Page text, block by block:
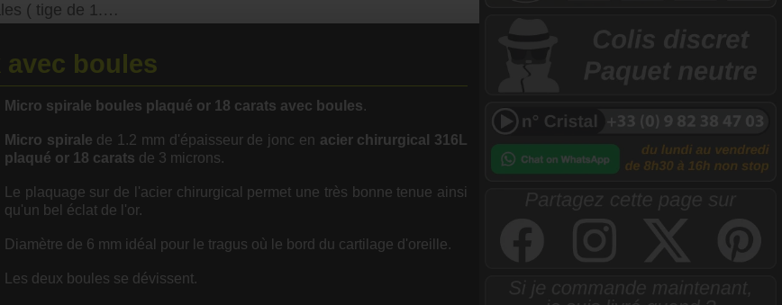
( tige de 1.2mm )
boules
Micro spirale boules plaqué or 18 carats avec boules.
Micro spirale de 1.2 mm d'épaisseur de jonc en acier chirurgical 316L
plaqué or 18 carats de 3 microns.
Le plaquage sur de l'acier chirurgical permet une très bonne tenue ainsi
qu'un bel éclat de l'or.
Diamètre de 6 mm idéal pour le tragus où le bord du cartilage d'oreille.
Les deux boules se dévissent.